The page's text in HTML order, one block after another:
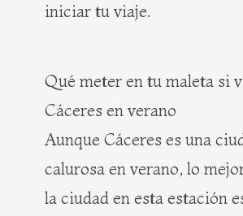
iniciar tu viaje.
Qué meter en tu maleta si
Cáceres en verano
Aunque Cáceres es una
calurosa en verano, lo
la ciudad en esta estación